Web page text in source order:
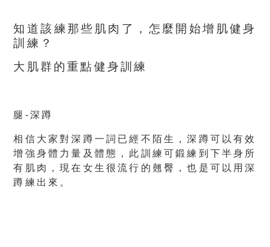
知道該練那些肌肉了，怎麼開始增肌健身
訓練？
大肌群的重點健身訓練
腿-深蹲
相信大家對深蹲一詞已經不陌生，深蹲可以有效
增強身體力量及體態，此訓練可鍛練到下半身所
有肌肉，現在女生很流行的翹臀，也是可以用深
蹲練出來。